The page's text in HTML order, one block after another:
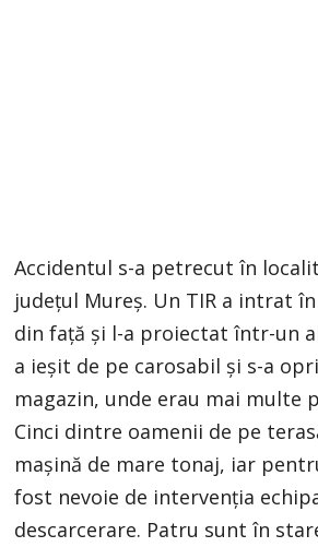
Accidentul s-a petrecut în
județul Mureș. Un TIR a intrat
din față și l-a proiectat într-un
a ieșit de pe carosabil și s-a
magazin, unde erau mai multe
Cinci dintre oamenii de pe
maşină de mare tonaj, iar
fost nevoie de intervenţia
descarcerare. Patru sunt în